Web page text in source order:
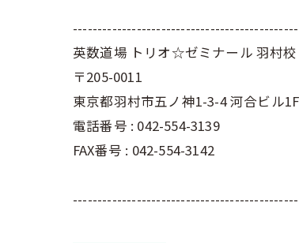
英数道場 トリオ☆ゼミナール 羽村校
〒205-0011
東京都羽村市五ノ神1-3-4 河合ビル1F
電話番号 : 042-554-3139
FAX番号 : 042-554-3142